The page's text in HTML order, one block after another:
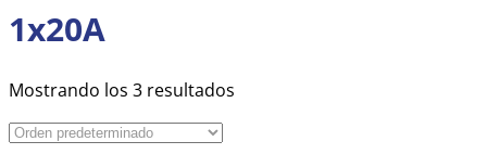
1x20A
Mostrando los 3 resultados